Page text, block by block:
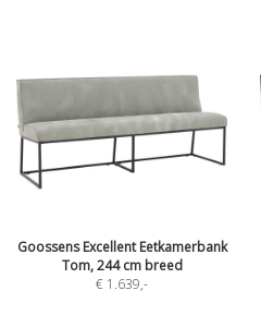
Goossens Excellent Eetkamerbank
Tom, 244 cm breed
€ 1.639,-